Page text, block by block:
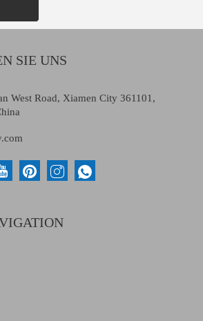
SIE UNS
West Road, Xiamen City 361101,